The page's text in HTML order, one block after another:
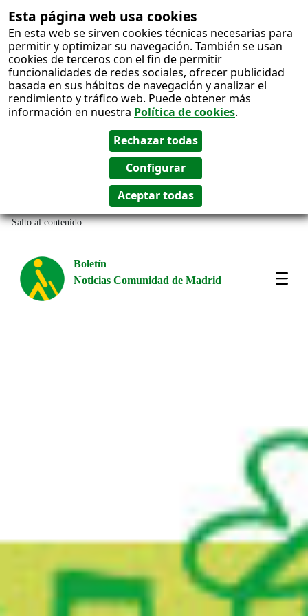
Esta página web usa cookies
En esta web se sirven cookies técnicas necesarias para
permitir y optimizar su navegación. También se usan
cookies de terceros con el fin de permitir
funcionalidades de redes sociales, ofrecer publicidad
basada en sus hábitos de navegación y analizar el
rendimiento y tráfico web. Puede obtener más
información en nuestra Política de cookies.
Salto al contenido
Boletín
Noticias Comunidad de Madrid